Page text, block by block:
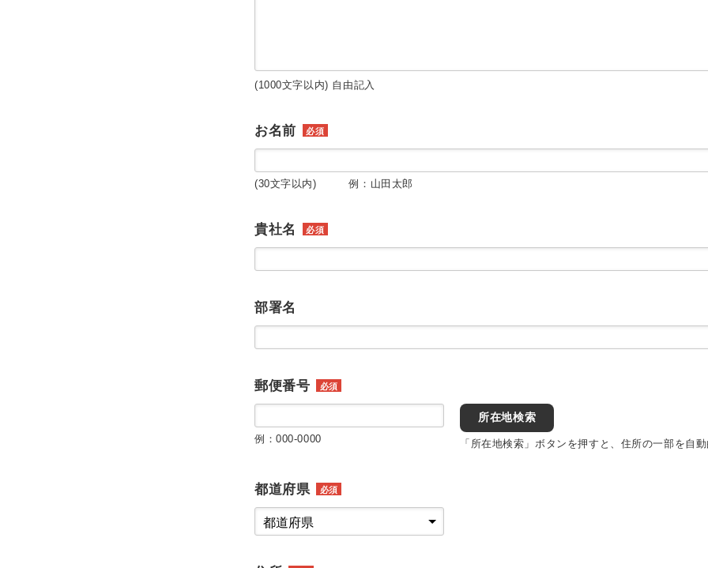
(1000文字以内) 自由記入
お名前 必須
(30文字以内) 例：山田太郎
貴社名 必須
部署名
郵便番号 必須
例：000-0000
所在地検索
「所在地検索」ボタンを押すと、住所の一部を自動
都道府県 必須